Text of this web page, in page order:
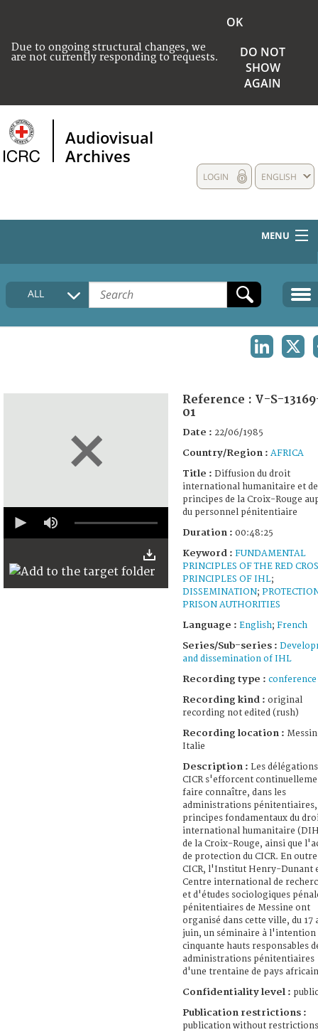
Due to ongoing structural changes, we
are not currently responding to requests.
OK
DO NOT
SHOW
AGAIN
Audiovisual
Archives
ENGLISH
LOGIN
MENU
HOME
COLLECTIONS DESCRIPTION
ALL
seconds
25
Reference : V-S-
01
Date : 22/06/1985
Country/Region : AFRICA
Title : Diffusion du droit
international humanitaire et
principes de la Croix-Rouge
du personnel pénitentiaire
Duration : 00:48:25
Keyword : FUNDAMENTAL
PRINCIPLES OF THE RED
PRINCIPLES OF IHL;
DISSEMINATION;
PRISON AUTHORITIES
Language : English; French
Series/Sub-series :
and dissemination of IHL
Recording type : conference
Recording kind : original
recording not edited (rush)
Recording location :
Italie
Description : Les
CICR s'efforcent
faire connaître, dans les
administrations pénitentiaires,
principes fondamentaux du
international humanitaire
de la Croix-Rouge, ainsi que
de protection du CICR. En
CICR, l'Institut Henry-Dunant
Centre international de
et d'études sociologiques
pénitentiaires de Messine ont
organisé dans cette ville, du 17
juin, un séminaire à l'intention
cinquante hauts responsables
administrations pénitentiaires
d'une trentaine de pays
Confidentiality level : public
Publication restrictions :
publication without restrictions